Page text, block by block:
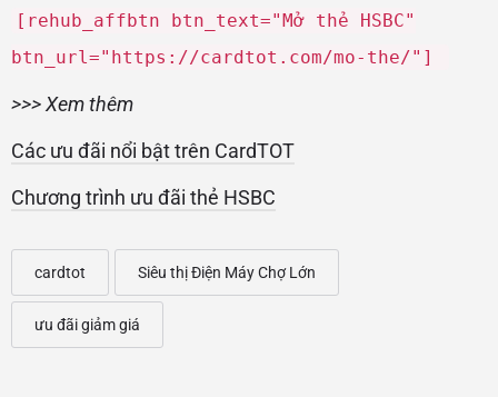
[rehub_affbtn btn_text="Mở thẻ HSBC"
btn_url="https://cardtot.com/mo-the/"]
>>> Xem thêm
Các ưu đãi nổi bật trên CardTOT
Chương trình ưu đãi thẻ HSBC
cardtot Siêu thị Điện Máy Chợ Lớn
ưu đãi giảm giá